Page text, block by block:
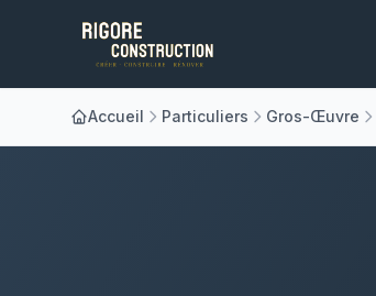
Accueil Particuliers Gros-Œuvre